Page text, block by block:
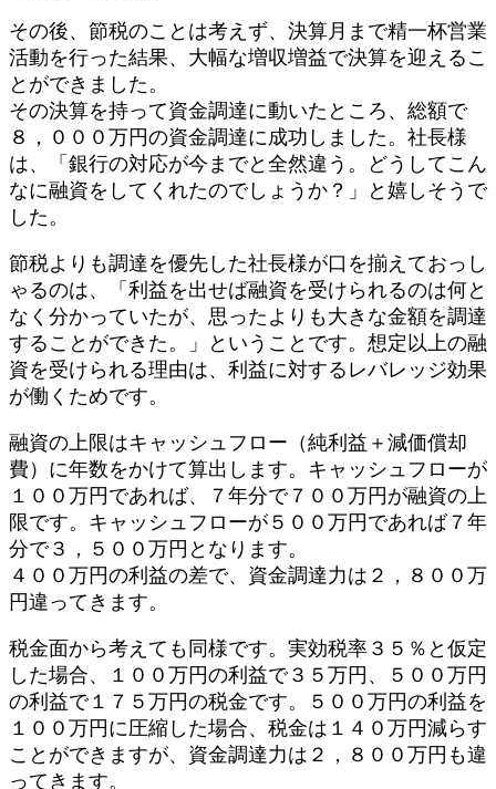
その後、節税のことは考えず、決算月まで精一杯営業
活動を行った結果、大幅な増収増益で決算を迎えるこ
とができました。
その決算を持って資金調達に動いたところ、総額で
８，０００万円の資金調達に成功しました。社長様
は、「銀行の対応が今までと全然違う。どうしてこん
なに融資をしてくれたのでしょうか？」と嬉しそうで
した。
節税よりも調達を優先した社長様が口を揃えておっし
ゃるのは、「利益を出せば融資を受けられるのは何と
なく分かっていたが、思ったよりも大きな金額を調達
することができた。」ということです。想定以上の融
資を受けられる理由は、利益に対するレバレッジ効果
が働くためです。
融資の上限はキャッシュフロー（純利益＋減価償却
費）に年数をかけて算出します。キャッシュフローが
１００万円であれば、７年分で７００万円が融資の上
限です。キャッシュフローが５００万円であれば７年
分で３，５００万円となります。
４００万円の利益の差で、資金調達力は２，８００万
円違ってきます。
税金面から考えても同様です。実効税率３５％と仮定
した場合、１００万円の利益で３５万円、５００万円
の利益で１７５万円の税金です。５００万円の利益を
１００万円に圧縮した場合、税金は１４０万円減らす
ことができますが、資金調達力は２，８００万円も違
ってきます。